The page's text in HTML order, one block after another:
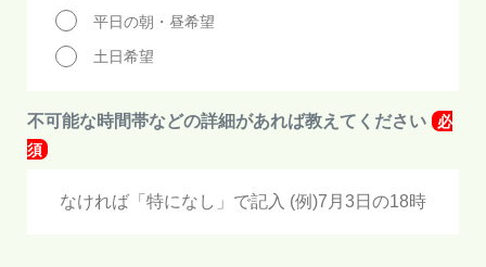
平日の朝・昼希望
土日希望
不可能な時間帯などの詳細があれば教えてください
必
須